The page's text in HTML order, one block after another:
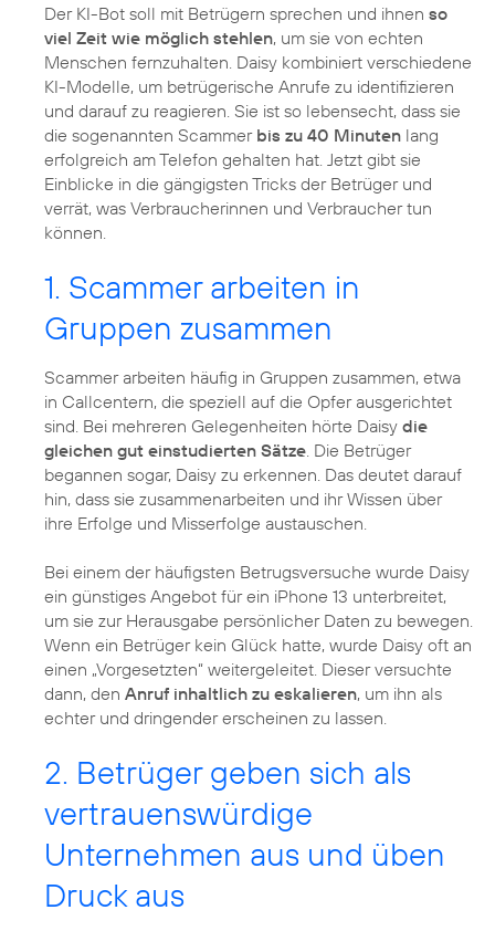
Der KI-Bot soll mit Betrügern sprechen und ihnen so
viel Zeit wie möglich stehlen, um sie von echten
Menschen fernzuhalten. Daisy kombiniert verschiedene
KI-Modelle, um betrügerische Anrufe zu identifizieren
und darauf zu reagieren. Sie ist so lebensecht, dass sie
die sogenannten Scammer bis zu 40 Minuten lang
erfolgreich am Telefon gehalten hat. Jetzt gibt sie
Einblicke in die gängigsten Tricks der Betrüger und
verrät, was Verbraucherinnen und Verbraucher tun
können.
1. Scammer arbeiten in
Gruppen zusammen
Scammer arbeiten häufig in Gruppen zusammen, etwa
in Callcentern, die speziell auf die Opfer ausgerichtet
sind. Bei mehreren Gelegenheiten hörte Daisy die
gleichen gut einstudierten Sätze . Die Betrüger
begannen sogar, Daisy zu erkennen. Das deutet darauf
hin, dass sie zusammenarbeiten und ihr Wissen über
ihre Erfolge und Misserfolge austauschen.
Bei einem der häufigsten Betrugsversuche wurde Daisy
ein günstiges Angebot für ein iPhone 13 unterbreitet,
um sie zur Herausgabe persönlicher Daten zu bewegen.
Wenn ein Betrüger kein Glück hatte, wurde Daisy oft an
einen „Vorgesetzten“ weitergeleitet. Dieser versuchte
dann, den Anruf inhaltlich zu eskalieren, um ihn als
echter und dringender erscheinen zu lassen.
2. Betrüger geben sich als
vertrauenswürdige
Unternehmen aus und üben
Druck aus